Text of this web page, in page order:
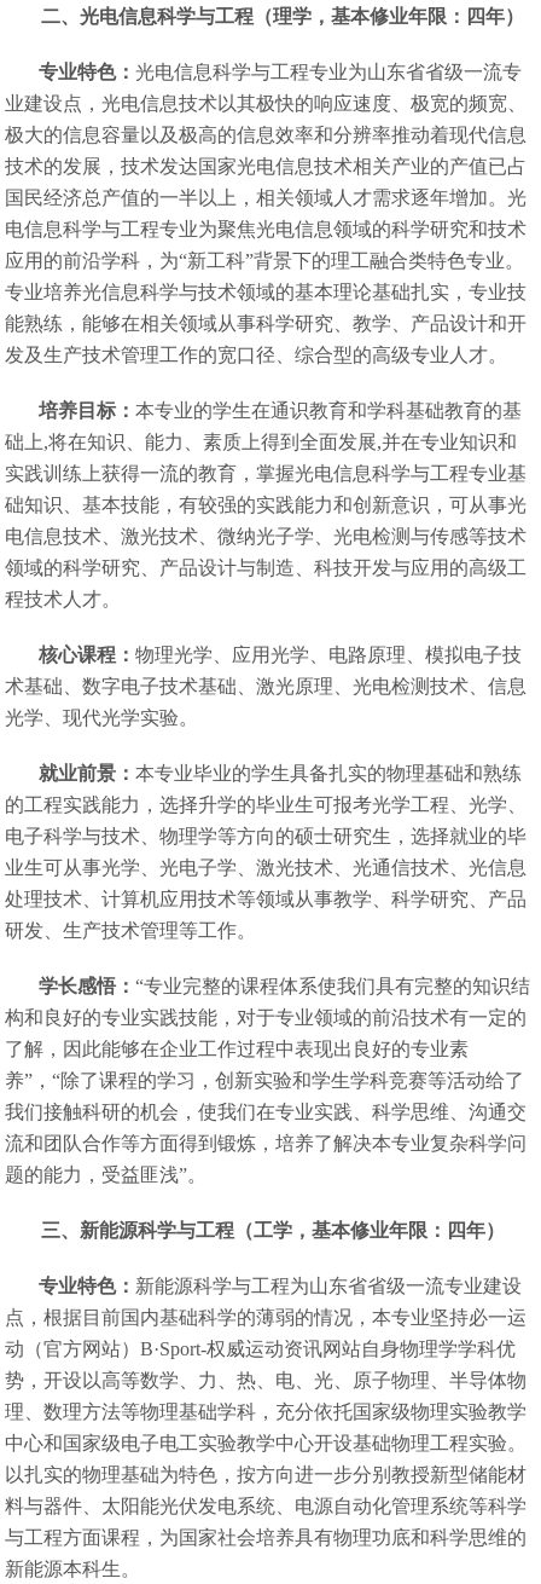
二、光电信息科学与工程（理学，基本修业年限：四年）
专业特色：光电信息科学与工程专业为山东省省级一流专
业建设点，光电信息技术以其极快的响应速度、极宽的频宽、
极大的信息容量以及极高的信息效率和分辨率推动着现代信息
技术的发展，技术发达国家光电信息技术相关产业的产值已占
国民经济总产值的一半以上，相关领域人才需求逐年增加。光
电信息科学与工程专业为聚焦光电信息领域的科学研究和技术
应用的前沿学科，为“新工科”背景下的理工融合类特色专业。
专业培养光信息科学与技术领域的基本理论基础扎实，专业技
能熟练，能够在相关领域从事科学研究、教学、产品设计和开
发及生产技术管理工作的宽口径、综合型的高级专业人才。
培养目标：本专业的学生在通识教育和学科基础教育的基
础上,将在知识、能力、素质上得到全面发展,并在专业知识和
实践训练上获得一流的教育，掌握光电信息科学与工程专业基
础知识、基本技能，有较强的实践能力和创新意识，可从事光
电信息技术、激光技术、微纳光子学、光电检测与传感等技术
领域的科学研究、产品设计与制造、科技开发与应用的高级工
程技术人才。
核心课程：物理光学、应用光学、电路原理、模拟电子技
术基础、数字电子技术基础、激光原理、光电检测技术、信息
光学、现代光学实验。
就业前景：本专业毕业的学生具备扎实的物理基础和熟练
的工程实践能力，选择升学的毕业生可报考光学工程、光学、
电子科学与技术、物理学等方向的硕士研究生，选择就业的毕
业生可从事光学、光电子学、激光技术、光通信技术、光信息
处理技术、计算机应用技术等领域从事教学、科学研究、产品
研发、生产技术管理等工作。
学长感悟：“专业完整的课程体系使我们具有完整的知识结
构和良好的专业实践技能，对于专业领域的前沿技术有一定的
了解，因此能够在企业工作过程中表现出良好的专业素
养”，“除了课程的学习，创新实验和学生学科竞赛等活动给了
我们接触科研的机会，使我们在专业实践、科学思维、沟通交
流和团队合作等方面得到锻炼，培养了解决本专业复杂科学问
题的能力，受益匪浅”。
三、新能源科学与工程（工学，基本修业年限：四年）
专业特色： 新能源科学与工程为山东省省级一流专业建设
点，根据目前国内基础科学的薄弱的情况，本专业坚持必一运
动（官方网站）B·Sport-权威运动资讯网站自身物理学学科优
势，开设以高等数学、力、热、电、光、原子物理、半导体物
理、数理方法等物理基础学科，充分依托国家级物理实验教学
中心和国家级电子电工实验教学中心开设基础物理工程实验。
以扎实的物理基础为特色，按方向进一步分别教授新型储能材
料与器件、太阳能光伏发电系统、电源自动化管理系统等科学
与工程方面课程，为国家社会培养具有物理功底和科学思维的
新能源本科生。